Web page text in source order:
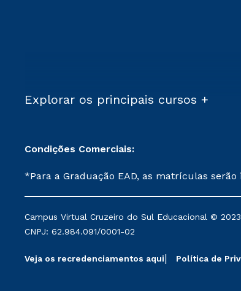
Explorar os principais cursos +
Condições Comerciais:
*Para a Graduação EAD, as matrículas
mantidos conforme negociação. Descontos
serviços.
Campus Virtual Cruzeiro do Sul Educacional ©
CNPJ: 62.984.091/0001-02
Veja os recredenciamentos aqui Política de